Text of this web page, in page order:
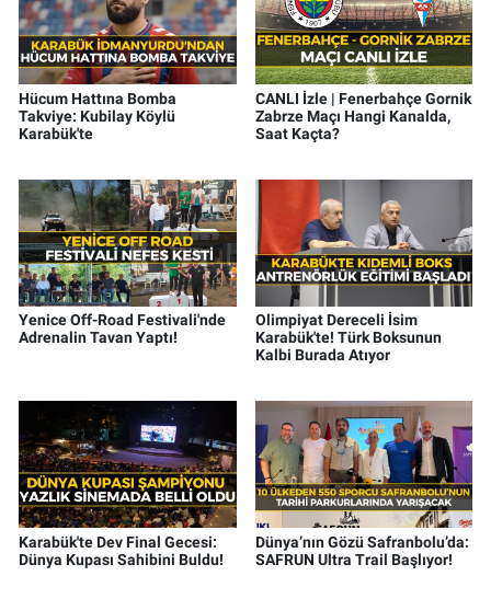
Hücum Hattına Bomba
Takviye: Kubilay Köylü
Karabük'te
CANLI İzle | Fenerbahçe Gornik
Zabrze Maçı Hangi Kanalda,
Saat Kaçta?
Yenice Off-Road Festivali'nde
Adrenalin Tavan Yaptı!
Olimpiyat Dereceli İsim
Karabük'te! Türk Boksunun
Kalbi Burada Atıyor
Karabük'te Dev Final Gecesi:
Dünya Kupası Sahibini Buldu!
Dünya’nın Gözü Safranbolu’da:
SAFRUN Ultra Trail Başlıyor!